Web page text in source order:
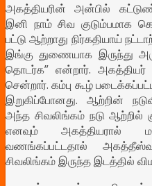
அகத்தியரின் அன்பில்
இனி நாம் சிவ குடும்பமாக
பட்டு ஆற்றாது நிர்கதியாய்
இங்கு துணையாக இருந்து
தொடர்க” என்றார்.
சென்றார். கம்பு கூழ்
இறுகிப்போனது. ஆற்றின்
அந்த சிவலிங்கம் நடு ஆற்றில்
எனவும் அகத்தியரால்
வணங்கப்பட்டதால்
சிவலிங்கம் இருந்த இடத்தில்